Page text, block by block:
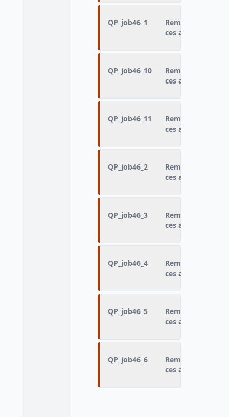
QP_job46_1
Remplacé(e) ou
ces arrêt(s) par :
QP_job46_10
Remplacé(e) ou
ces arrêt(s) par :
QP_job46_11
Remplacé(e) ou
ces arrêt(s) par :
QP_job46_2
Remplacé(e) ou
ces arrêt(s) par :
QP_job46_3
Remplacé(e) ou
ces arrêt(s) par :
QP_job46_4
Remplacé(e) ou
ces arrêt(s) par :
QP_job46_5
Remplacé(e) ou
ces arrêt(s) par :
QP_job46_6
Remplacé(e) ou
ces arrêt(s) par :